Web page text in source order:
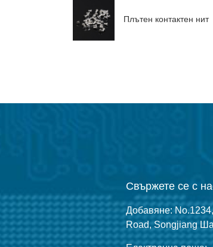
Плътен контактен нит
Свържете се с
Добавяне:
Road, Songjiang